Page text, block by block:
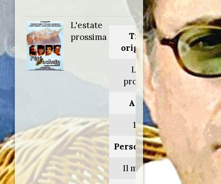
L'estate
prossima
Titolo
originale:
L'été
prochain
Anno:
1985
Personaggio:
Il medico